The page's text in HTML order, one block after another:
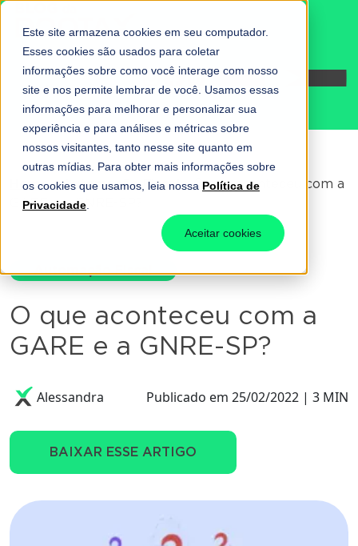
Este site armazena cookies em seu computador.
Esses cookies são usados para coletar
informações sobre como você interage com nosso
site e nos permite lembrar de você. Usamos essas
informações para melhorar e personalizar sua
experiência e para análises e métricas sobre
nossos visitantes, tanto nesse site quanto em
outras mídias. Para obter mais informações sobre
os cookies que usamos, leia nossa Política de
Privacidade
Aceitar cookies
Fale conosco
Home-Automação Fiscal-O que aconteceu com a
GARE e a GNRE-SP?
Automação Fiscal
O que aconteceu com a
GARE e a GNRE-SP?
Alessandra Publicado em 25/02/2022 | 3 MIN
BAIXAR ESSE ARTIGO